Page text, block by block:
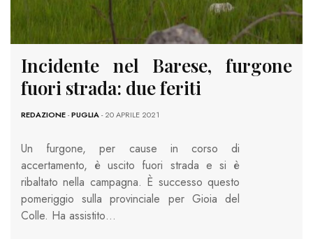
Incidente nel Barese, furgone
fuori strada: due feriti
REDAZIONE-PUGLIA- 20 APRILE 2021
Un furgone, per cause in corso di
accertamento, è uscito fuori strada e si è
ribaltato nella campagna. È successo questo
pomeriggio sulla provinciale per Gioia del
Colle. Ha assistito…